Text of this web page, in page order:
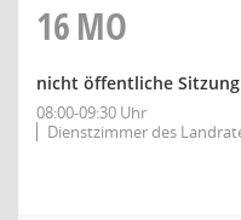
16MO
nicht öffentliche
08:00-09:30 Uhr
Dienstzimmer des